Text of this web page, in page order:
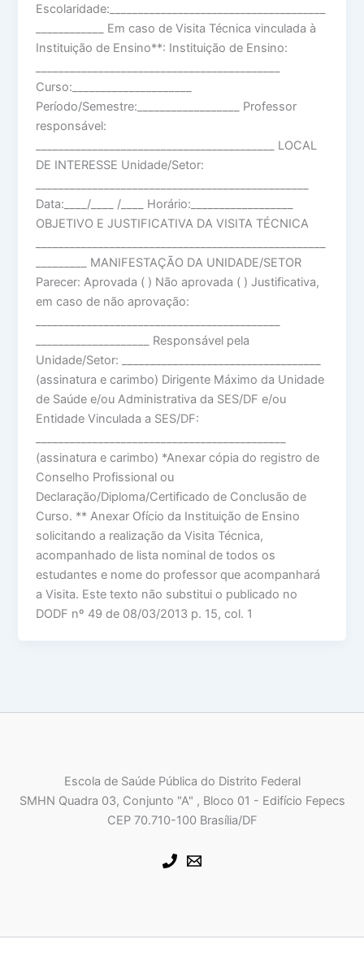
Escolaridade:______________________________________
____________ Em caso de Visita Técnica vinculada à
Instituição de Ensino**: Instituição de Ensino:
Curso:_____________________
Período/Semestre:__________________ Professor
responsável:
__________________________________________ LOCAL
DE INTERESSE Unidade/Setor:
Data:____/____ /____ Horário:__________________
OBJETIVO E JUSTIFICATIVA DA VISITA TÉCNICA
_________ MANIFESTAÇÃO DA UNIDADE/SETOR
Parecer: Aprovada ( ) Não aprovada ( ) Justificativa,
em caso de não aprovação:
____________________ Responsável pela
Unidade/Setor: ___________________________________
(assinatura e carimbo) Dirigente Máximo da Unidade
de Saúde e/ou Administrativa da SES/DF e/ou
Entidade Vinculada a SES/DF:
(assinatura e carimbo) *Anexar cópia do registro de
Conselho Profissional ou
Declaração/Diploma/Certificado de Conclusão de
Curso. ** Anexar Ofício da Instituição de Ensino
solicitando a realização da Visita Técnica,
acompanhado de lista nominal de todos os
estudantes e nome do professor que acompanhará
a Visita. Este texto não substitui o publicado no
DODF nº 49 de 08/03/2013 p. 15, col. 1
Escola de Saúde Pública do Distrito Federal
SMHN Quadra 03, Conjunto "A" , Bloco 01 - Edifício Fepecs
CEP 70.710-100 Brasília/DF